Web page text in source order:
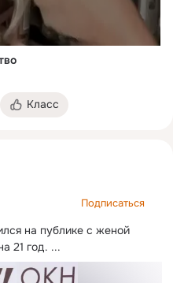
Класс
Подписаться
на публике с женой
21 год. ...